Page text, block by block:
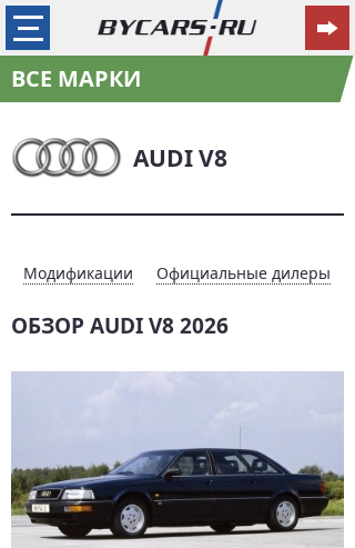
ВСЕ МАРКИ
AUDI V8
Модификации Официальные дилеры
ОБЗОР AUDI V8 2026